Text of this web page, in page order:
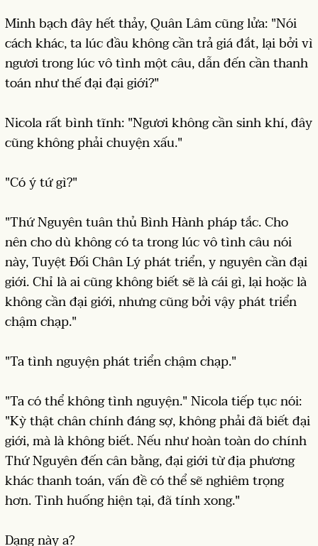
Minh bạch đây hết thảy, Quân Lâm cũng lửa: "Nói
cách khác, ta lúc đầu không cần trả giá đắt, lại bởi vì
ngươi trong lúc vô tình một câu, dẫn đến cần thanh
toán như thế đại đại giới?"
Nicola rất bình tĩnh: "Ngươi không cần sinh khí, đây
cũng không phải chuyện xấu."
"Có ý tứ gì?"
"Thứ Nguyên tuân thủ Bình Hành pháp tắc. Cho
nên cho dù không có ta trong lúc vô tình câu nói
này, Tuyệt Đối Chân Lý phát triển, y nguyên cần đại
giới. Chỉ là ai cũng không biết sẽ là cái gì, lại hoặc là
không cần đại giới, nhưng cũng bởi vậy phát triển
chậm chạp."
"Ta tình nguyện phát triển chậm chạp."
"Ta có thể không tình nguyện." Nicola tiếp tục nói:
"Kỳ thật chân chính đáng sợ, không phải đã biết đại
giới, mà là không biết. Nếu như hoàn toàn do chính
Thứ Nguyên đến cân bằng, đại giới từ địa phương
khác thanh toán, vấn đề có thể sẽ nghiêm trọng
hơn. Tình huống hiện tại, đã tính xong."
Dạng này a?